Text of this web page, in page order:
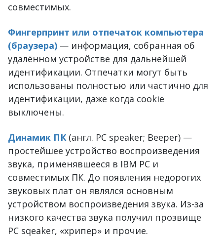
совместимых.
Фингерпринт или отпечаток компьютера
(браузера) — информация, собранная об
удалённом устройстве для дальнейшей
идентификации. Отпечатки могут быть
использованы полностью или частично для
идентификации, даже когда cookie
выключены.
Динамик ПК(англ. PC speaker; Beeper) —
простейшее устройство воспроизведения
звука, применявшееся в IBM PC и
совместимых ПК. До появления недорогих
звуковых плат он являлся основным
устройством воспроизведения звука. Из-за
низкого качества звука получил прозвище
PC sqeaker, «хрипер» и прочие.